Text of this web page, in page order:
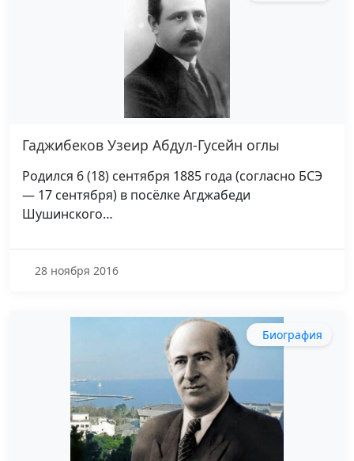
Гаджибеков Узеир Абдул-Гусейн оглы
Родился 6 (18) сентября 1885 года (согласно БСЭ
— 17 сентября) в посёлке Агджабеди
Шушинского…
28 ноября 2016
Биография